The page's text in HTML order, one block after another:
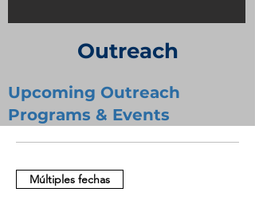
Outreach
Upcoming Outreach
Programs & Events
Múltiples fechas